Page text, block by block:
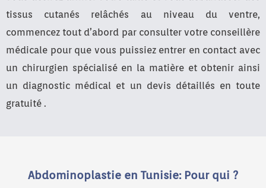
tissus cutanés relâchés au niveau du ventre,
commencez tout d’abord par consulter votre conseillère
médicale pour que vous puissiez entrer en contact avec
un chirurgien spécialisé en la matière et obtenir ainsi
un diagnostic médical et un devis détaillés en toute
gratuité .
Abdominoplastie en Tunisie: Pour qui ?